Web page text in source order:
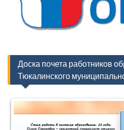
Доска почета работников
Тюкалинского